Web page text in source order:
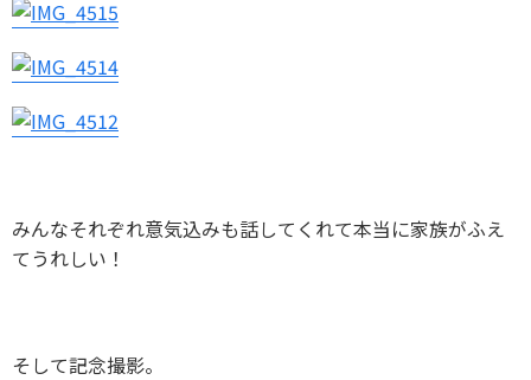
みんなそれぞれ意気込みも話してくれて本当に家族がふえ
てうれしい！
そして記念撮影。